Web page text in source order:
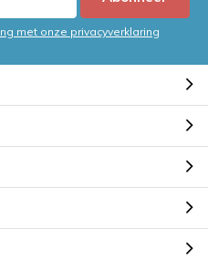
met onze privacyverklaring